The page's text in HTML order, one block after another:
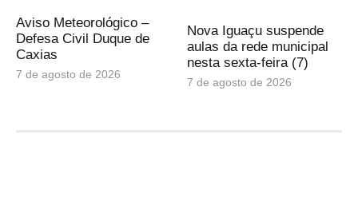
Aviso Meteorológico –
Defesa Civil Duque de
Caxias
7 de agosto de 2026
Nova Iguaçu suspende
aulas da rede municipal
nesta sexta-feira (7)
7 de agosto de 2026